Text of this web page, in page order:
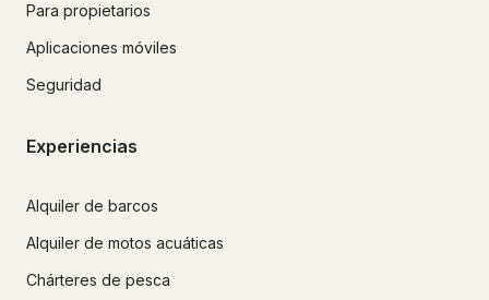
Para propietarios
Aplicaciones móviles
Seguridad
Experiencias
Alquiler de barcos
Alquiler de motos acuáticas
Chárteres de pesca